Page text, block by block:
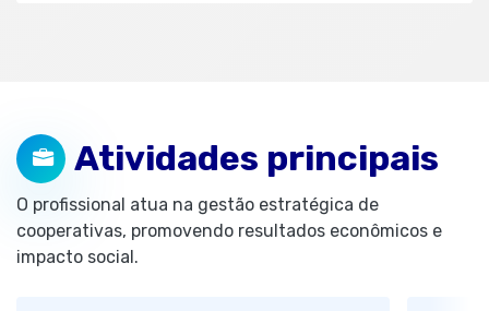
Atividades principais
O profissional atua na gestão estratégica de
cooperativas, promovendo resultados econômicos e
impacto social.